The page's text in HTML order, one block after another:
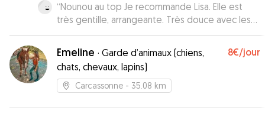
“Nounou au top Je recommande Lisa. Elle est
très gentille, arrangeante. Très douce avec les
animaux. Tout c’est bien passé pour Gessy.”
Emeline · Garde d’animaux (chiens,
chats, chevaux, lapins)
8€/jour
Carcassonne - 35.08 km